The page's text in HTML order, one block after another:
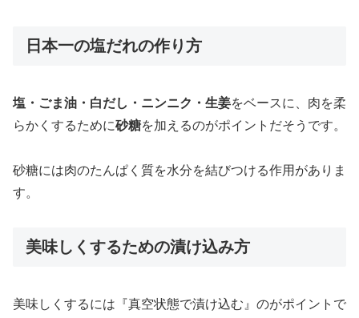
日本一の塩だれの作り方
塩・ごま油・白だし・ニンニク・生姜をベースに、肉を柔
らかくするために砂糖を加えるのがポイントだそうです。
砂糖には肉のたんぱく質を水分を結びつける作用がありま
す。
美味しくするための漬け込み方
美味しくするには『真空状態で漬け込む』のがポイントで